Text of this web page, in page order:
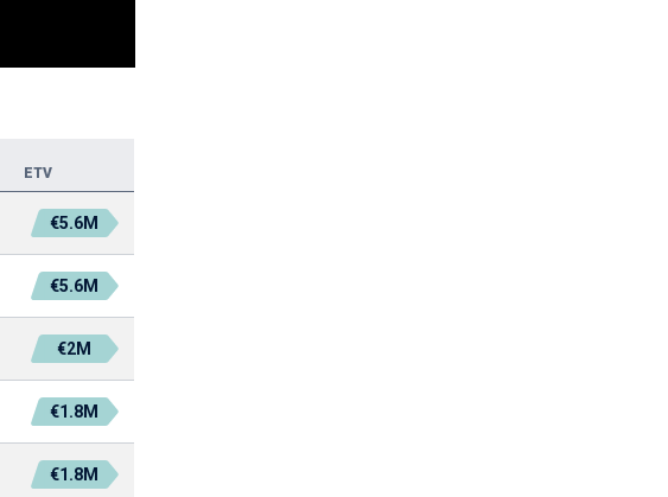
ETV
€5.6M
€5.6M
€2M
€1.8M
€1.8M